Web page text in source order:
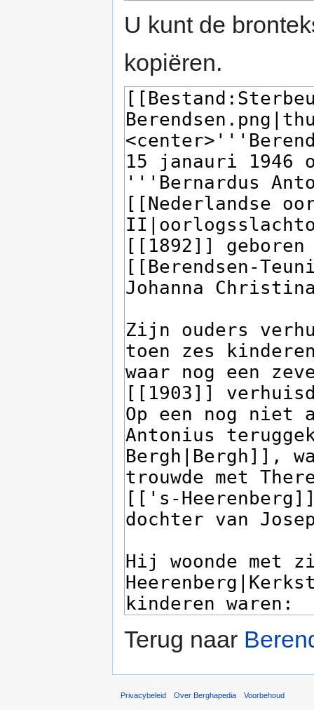
U kunt de
kopiëren.
Terug naar
Privacybeleid Over Berghapedia Voorbehoud